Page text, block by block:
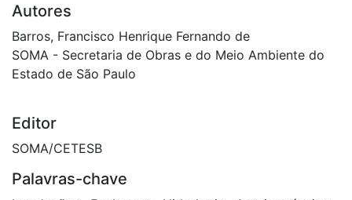
Autores
Barros, Francisco Henrique Fernando de
SOMA - Secretaria de Obras e do Meio Ambiente do
Estado de São Paulo
Editor
SOMA/CETESB
Palavras-chave